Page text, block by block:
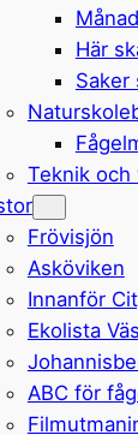
Här
Saker
Teknik och
Frövisjön
Asköviken
Innanför
Ekolista
ABC för